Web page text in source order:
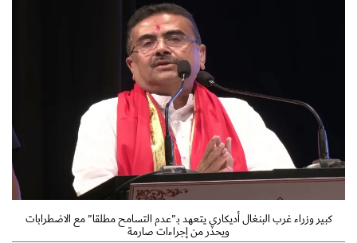
كبير وزراء غرب البنغال أديكاري يتعهد بـ"عدم التسامح مطلقا" مع الاضطرابات
ويحذر من إجراءات صارمة